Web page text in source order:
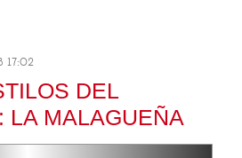
17:02
DEL
LA MALAGUEÑA